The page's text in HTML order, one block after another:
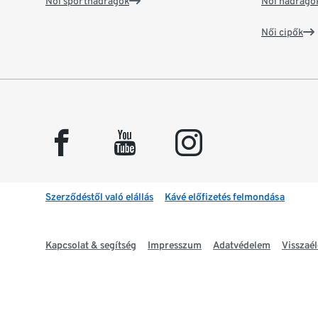
Női cipők
facebook youtube instagram
Szerződéstől való elállás Kávé előfizetés felmondása
Kapcsolat & segítség Impresszum Adatvédelem